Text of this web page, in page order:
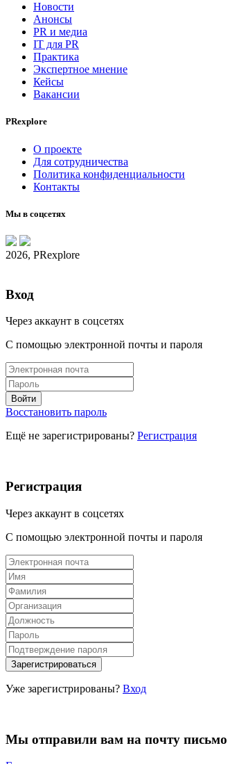
Новости
Анонсы
PR и медиа
IT для PR
Практика
Экспертное мнение
Кейсы
Вакансии
PRexplore
О проекте
Для сотрудничества
Политика конфиденциальности
Контакты
Мы в соцсетях
2026, PRexplore
Вход
Через аккаунт в соцсетях
С помощью электронной почты и пароля
Восстановить пароль
Ещё не зарегистрированы? Регистрация
Регистрация
Через аккаунт в соцсетях
С помощью электронной почты и пароля
Уже зарегистрированы? Вход
Мы отправили вам на почту письмо